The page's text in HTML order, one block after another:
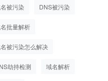
被污染 DNS被污染
批量解析
被污染怎么解决
劫持检测 域名解析